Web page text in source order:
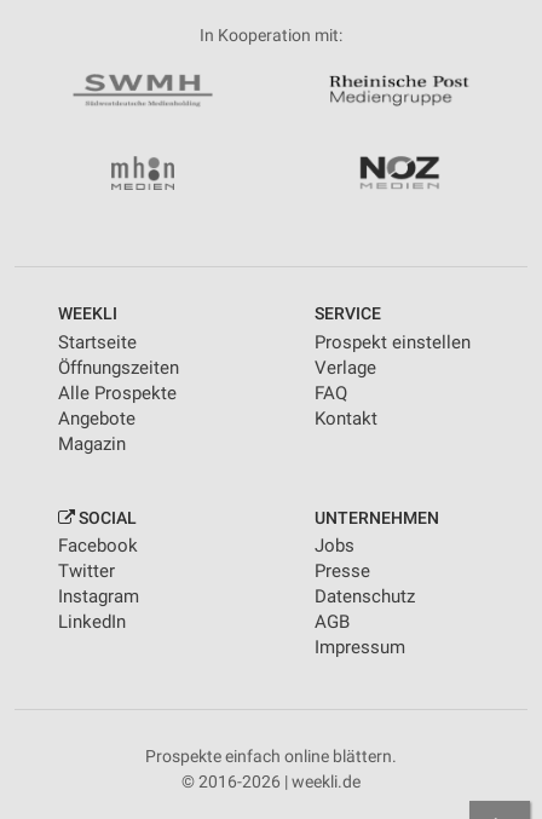
In Kooperation mit:
WEEKLI
Startseite
Öffnungszeiten
Alle Prospekte
Angebote
Magazin
SERVICE
Prospekt einstellen
Verlage
FAQ
Kontakt
SOCIAL
Facebook
Twitter
Instagram
LinkedIn
UNTERNEHMEN
Jobs
Presse
Datenschutz
AGB
Impressum
Prospekte einfach online blättern.
© 2016-2026 | weekli.de